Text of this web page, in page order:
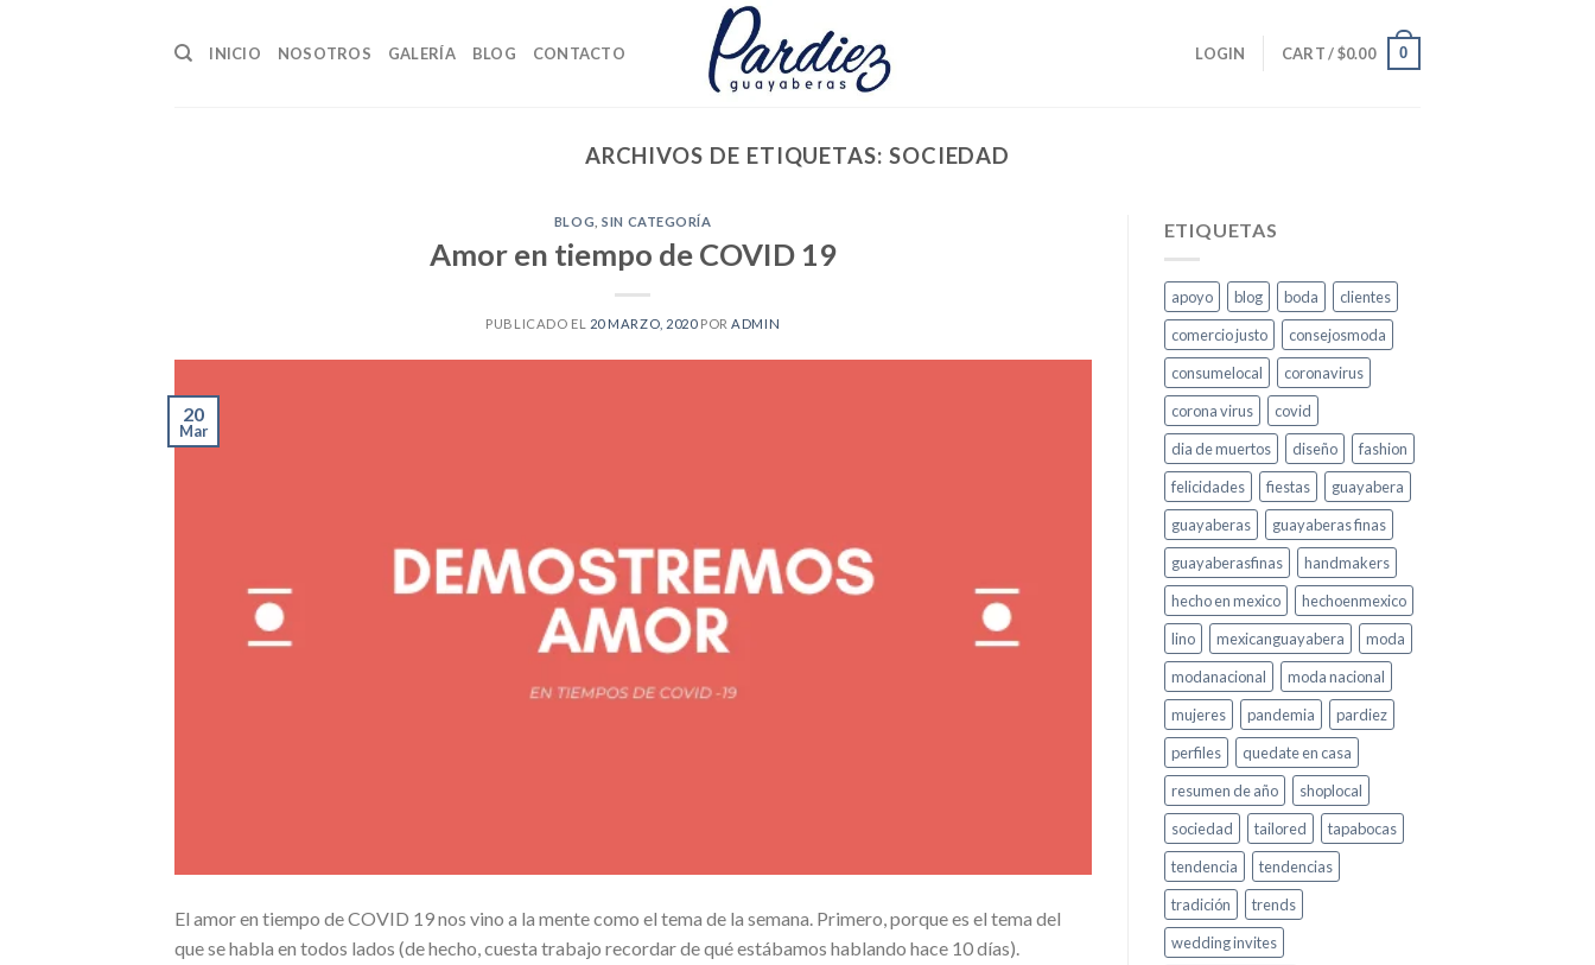
INICIO NOSOTROS GALERÍA BLOG CONTACTO LOGIN CART /$0.00 0
ARCHIVOS DE ETIQUETAS: SOCIEDAD
BLOG ,SIN CATEGORÍA
Amor en tiempo de COVID 19
PUBLICADO EL 20 MARZO, 2020PORADMIN
20
Mar
El amor en tiempo de COVID 19 nos vino a la mente como el tema de la semana. Primero, porque es el tema del
que se habla en todos lados (de hecho, cuesta trabajo recordar de qué estábamos hablando hace 10 días).
ETIQUETAS
apoyo blog boda
clientes
comercio justo
consejosmoda
consumelocal
coronavirus
corona virus
covid
dia de muertos
diseño
fashion
felicidades
fiestas
guayabera
guayaberas
guayaberas finas
guayaberasfinas
handmakers
hecho en mexico
hechoenmexico
lino
mexicanguayabera
moda
modanacional
moda nacional
mujeres
pandemia
pardiez
perfiles
quedate en casa
resumen de año
shoplocal
sociedad
tailored
tapabocas
tendencia
tendencias
tradición
trends
wedding invites